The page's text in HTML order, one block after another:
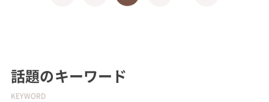
話題のキーワード
KEYWORD